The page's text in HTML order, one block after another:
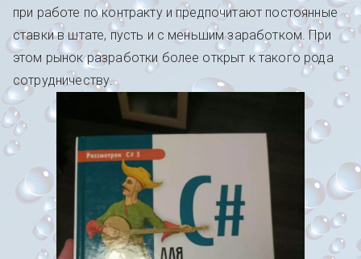
при работе по контракту и предпочитают постоянные
ставки в штате, пусть и с меньшим заработком. При
этом рынок разработки более открыт к такого рода
сотрудничеству.